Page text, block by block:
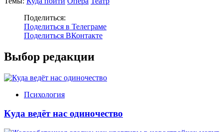
Поделиться:
Поделиться в Телеграме
Поделиться ВКонтакте
Выбор редакции
Психология
Куда ведёт нас одиночество